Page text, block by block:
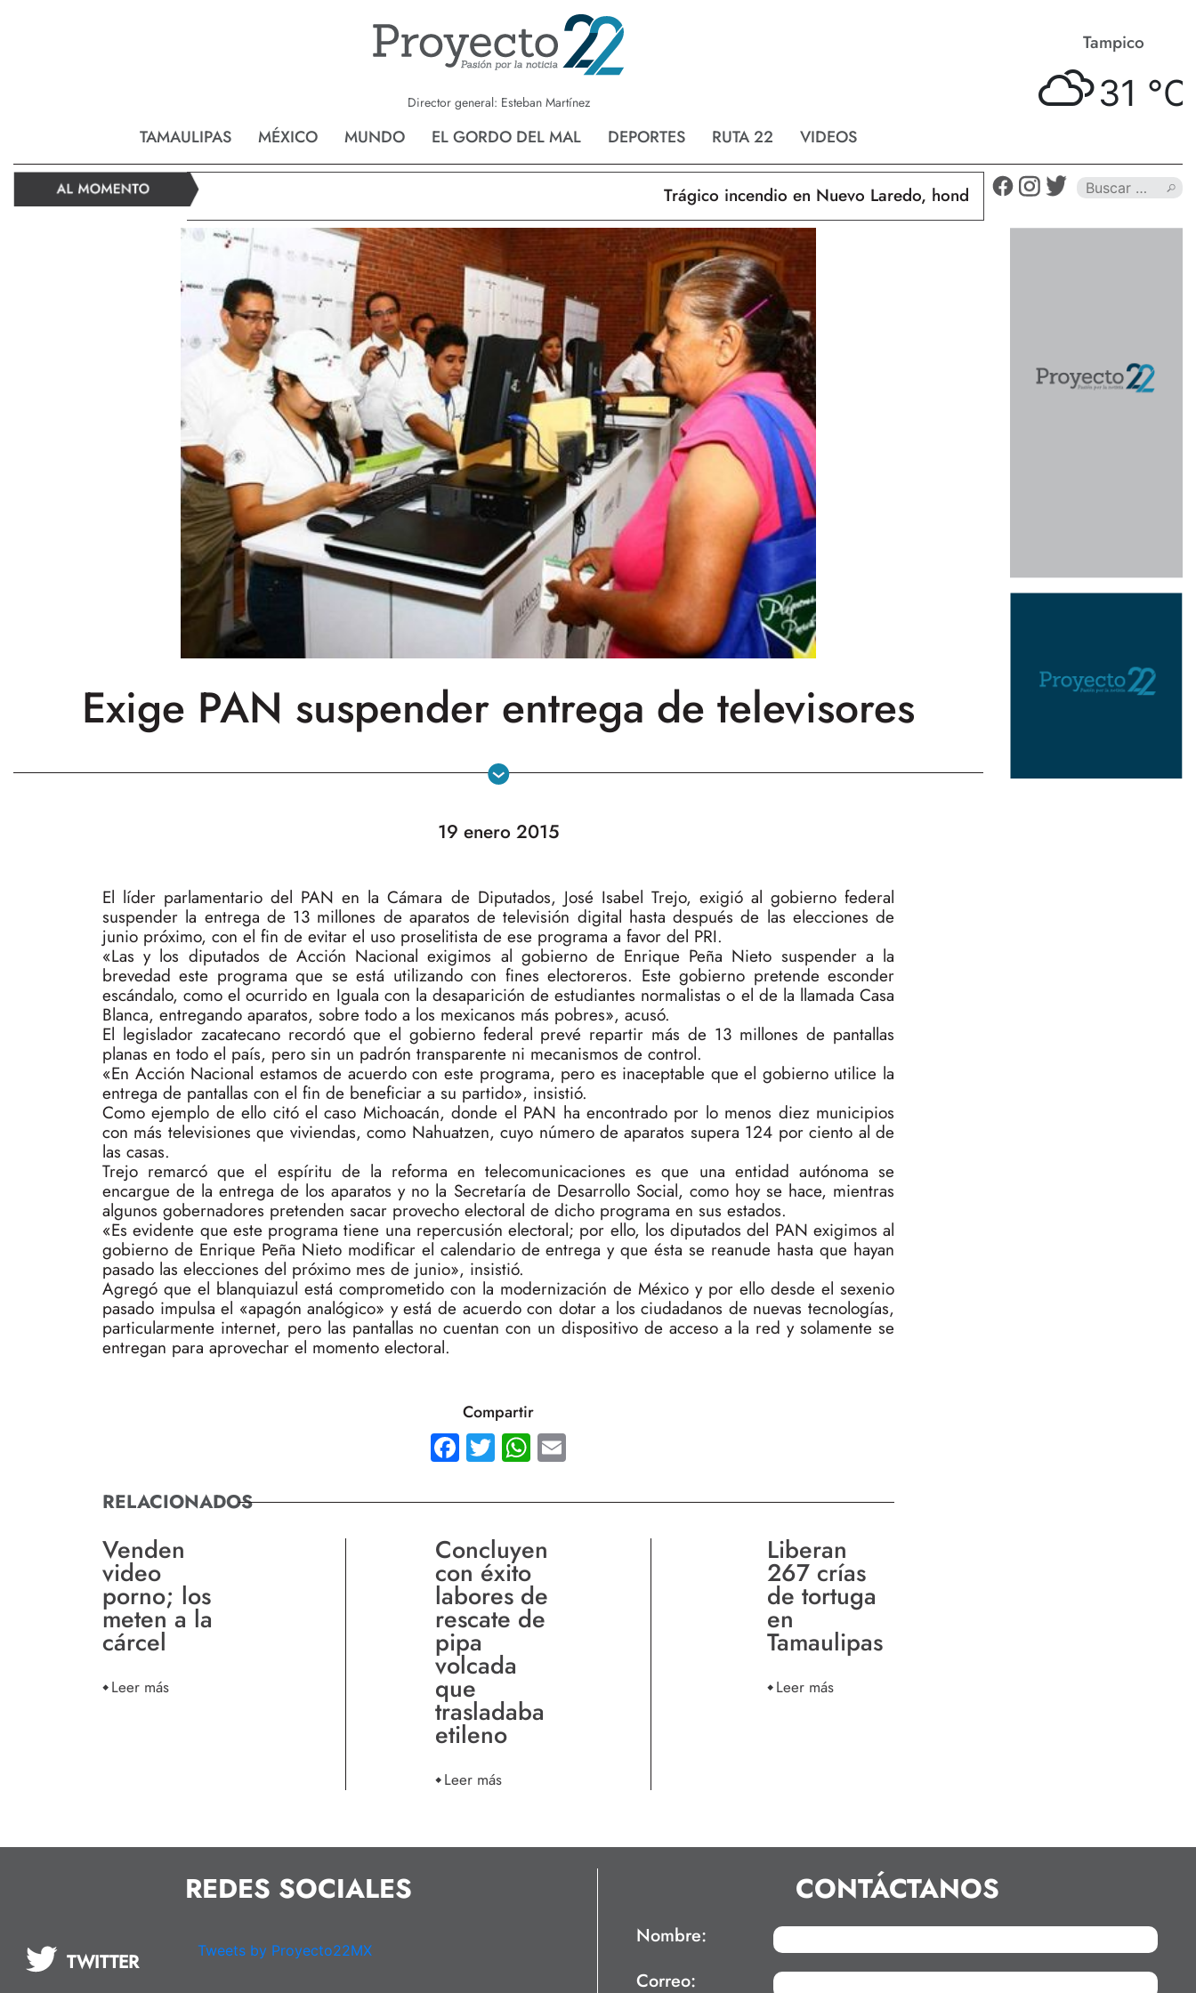
Director general: Esteban Martínez
TAMAULIPAS MÉXICO MUNDO EL GORDO DEL MAL DEPORTES RUTA 22 VIDEOS
Reynosa Nvo. Laredo Tampico
31 ° C
Trágico incendio en Nuevo Laredo, hondureño muere calcinado
Exige PAN suspender entrega de televisores
19 enero 2015
El líder parlamentario del PAN en la Cámara de Diputados, José Isabel Trejo, exigió al gobierno federal
suspender la entrega de 13 millones de aparatos de televisión digital hasta después de las elecciones de
junio próximo, con el fin de evitar el uso proselitista de ese programa a favor del PRI.
«Las y los diputados de Acción Nacional exigimos al gobierno de Enrique Peña Nieto suspender a la
brevedad este programa que se está utilizando con fines electoreros. Este gobierno pretende esconder
escándalo, como el ocurrido en Iguala con la desaparición de estudiantes normalistas o el de la llamada Casa
Blanca, entregando aparatos, sobre todo a los mexicanos más pobres», acusó.
El legislador zacatecano recordó que el gobierno federal prevé repartir más de 13 millones de pantallas
planas en todo el país, pero sin un padrón transparente ni mecanismos de control.
«En Acción Nacional estamos de acuerdo con este programa, pero es inaceptable que el gobierno utilice la
entrega de pantallas con el fin de beneficiar a su partido», insistió.
Como ejemplo de ello citó el caso Michoacán, donde el PAN ha encontrado por lo menos diez municipios
con más televisiones que viviendas, como Nahuatzen, cuyo número de aparatos supera 124 por ciento al de
las casas.
Trejo remarcó que el espíritu de la reforma en telecomunicaciones es que una entidad autónoma se
encargue de la entrega de los aparatos y no la Secretaría de Desarrollo Social, como hoy se hace, mientras
algunos gobernadores pretenden sacar provecho electoral de dicho programa en sus estados.
«Es evidente que este programa tiene una repercusión electoral; por ello, los diputados del PAN exigimos al
gobierno de Enrique Peña Nieto modificar el calendario de entrega y que ésta se reanude hasta que hayan
pasado las elecciones del próximo mes de junio», insistió.
Agregó que el blanquiazul está comprometido con la modernización de México y por ello desde el sexenio
pasado impulsa el «apagón analógico» y está de acuerdo con dotar a los ciudadanos de nuevas tecnologías,
particularmente internet, pero las pantallas no cuentan con un dispositivo de acceso a la red y solamente se
entregan para aprovechar el momento electoral.
Compartir
Facebook
TwitterWhatsApp
RELACIONADOS
Venden
video
porno; los
meten a la
cárcel
Leer más
Concluyen
con éxito
labores de
rescate de
pipa
volcada
que
trasladaba
etileno
Leer más
Liberan
267 crías
de tortuga
en
Tamaulipas
Leer más
REDES SOCIALES
TWITTER Tweets by Proyecto22MX
CONTÁCTANOS
Nombre:
Correo: